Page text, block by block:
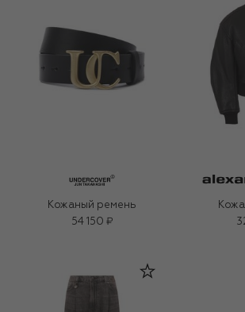
Кожаный ремень
54 150 ₽